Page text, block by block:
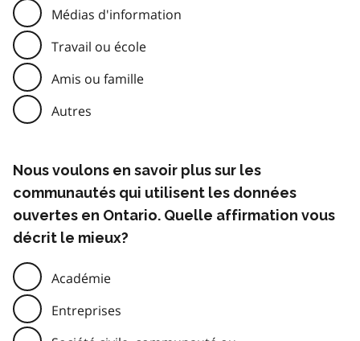
Médias d'information
Travail ou école
Amis ou famille
Autres
Nous voulons en savoir plus sur les
communautés qui utilisent les données
ouvertes en Ontario. Quelle affirmation vous
décrit le mieux?
Académie
Entreprises